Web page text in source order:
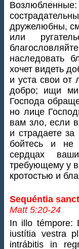
дружелюбны,
или
наследовать
хочет видеть
и уста свои от
добро; ищи
Господа
но лице
вам зло, если
и страдаете
бойтесь и не
сердцах
требующему у
кротостью и
Sequéntia
Matt 5:20-24
In illo témpore:
iustítia vestra
intrábitis in